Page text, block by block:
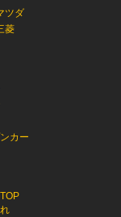
ツダ
菱
カー